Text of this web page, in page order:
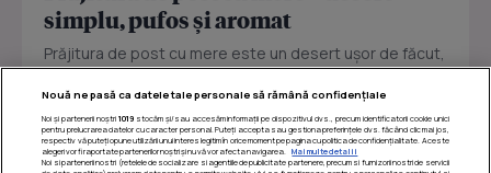
simplu, pufos și aromat
Prăjitura de post cu mere este un desert ușor de făcut,
sau...
Nouă ne pasă ca datele tale personale să rămână confidențiale
Noi și partenerii noștri 1019stocăm și/sau accesăm informații pe dispozitivul dvs., precum identificatorii cookie unici
pentru prelucrarea datelor cu caracter personal. Puteți accepta sau gestiona preferințele dvs. făcând clic mai jos,
respectiv vă puteți opune utilizării unui interes legitim în orice moment pe pagina cu politica de confidențialitate. Aceste
alegeri vor fi raportate partenerilor noștri și nu vă vor afecta navigarea.
Mai multe detalii
Noi si partenerii nostri (retelele de socializare si agentiile de publicitate partenere, precum si furnizorii nostri de servicii